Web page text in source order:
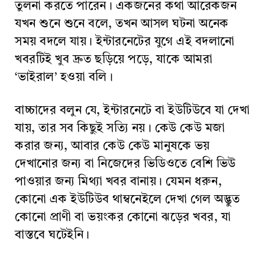
তুলনা করতে পারেন। একজনের কথা আরেকজন
যখন শুনে শুনে বলে, তখন আসল ঘটনা অনেক
সময় বদলে যায়। ইন্টারনেটের যুগে এই বদলানো
খবরটিই খুব দ্রুত ছড়িয়ে পড়ে, যাকে আমরা
‘ভাইরাল’ হওয়া বলি।
বাচ্চাদের বলুন যে, ইন্টারনেটে বা ইউটিউবে যা দেখা
যায়, তার সব কিছুই সত্যি নয়। কেউ কেউ মজা
করার জন্য, আবার কেউ কেউ মানুষকে ভয়
দেখানোর জন্য বা নিজেদের ভিডিওতে বেশি ভিউ
পাওয়ার জন্য মিথ্যা খবর বানায়। যেমন ধরুন,
কোনো এক ইউটিউব থাম্বনেইলে দেখা গেল অদ্ভুত
কোনো প্রাণী বা ভয়ংকর কোনো ঝড়ের খবর, যা
বাস্তবে ঘটেইনি।